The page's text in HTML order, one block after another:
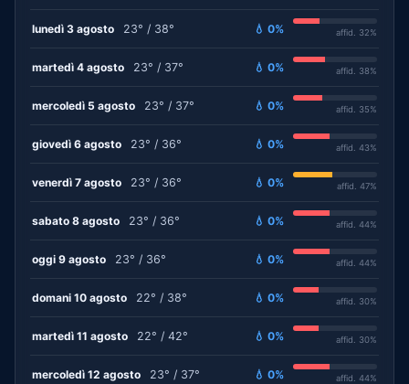
lunedì 3 agosto 23° / 38° 💧 0% affid. 32%
martedì 4 agosto 23° / 37° 💧 0% affid. 38%
mercoledì 5 agosto 23° / 37° 💧 0% affid. 35%
giovedì 6 agosto 23° / 36° 💧 0% affid. 43%
venerdì 7 agosto 23° / 36° 💧 0% affid. 47%
sabato 8 agosto 23° / 36° 💧 0% affid. 44%
oggi 9 agosto 23° / 36° 💧 0% affid. 44%
domani 10 agosto 22° / 38° 💧 0% affid. 30%
martedì 11 agosto 22° / 42° 💧 0% affid. 30%
mercoledì 12 agosto 23° / 37° 💧 0% affid. 44%